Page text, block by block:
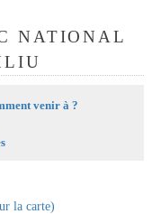
NATIONAL
venir à ?
la carte)